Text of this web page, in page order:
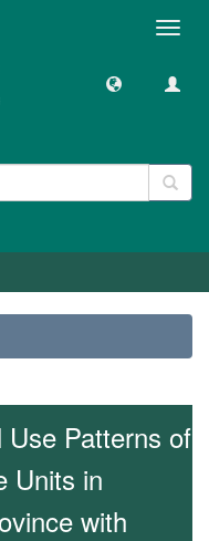
Patterns of
Units in
with